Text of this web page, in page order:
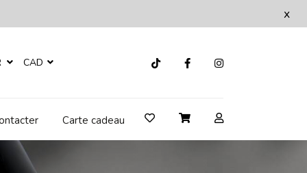
x
CAD
Carte cadeau